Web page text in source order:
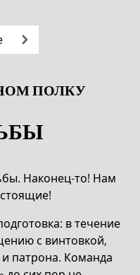
ПОЛКУ
Наконец-то! Нам
в течение
с винтовкой,
и патрона. Команда